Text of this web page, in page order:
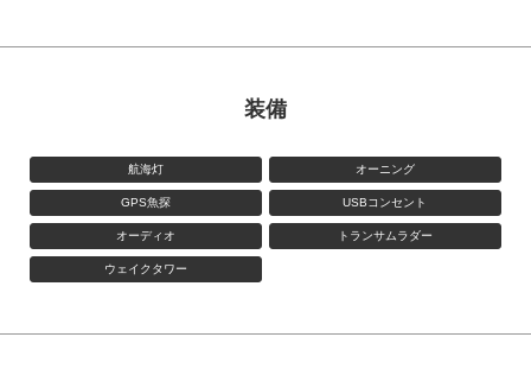
装備
航海灯 オーニング
GPS魚探 USBコンセント
オーディオ トランサムラダー
ウェイクタワー